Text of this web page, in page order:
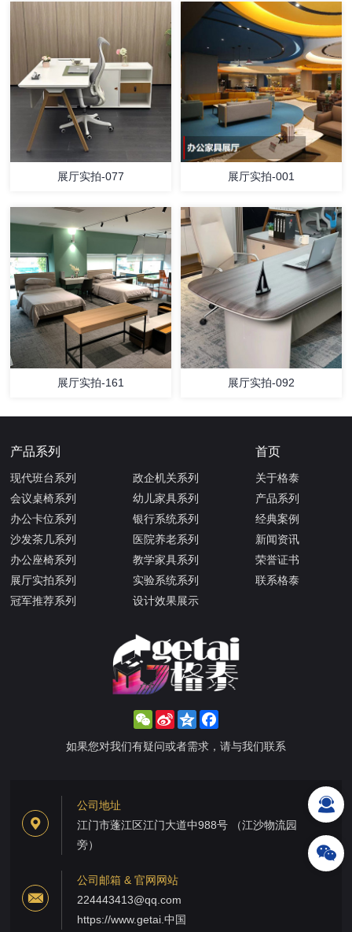
展厅实拍-077 展厅实拍-001
展厅实拍-161 展厅实拍-092
产品系列
现代班台系列
会议桌椅系列
办公卡位系列
沙发茶几系列
办公座椅系列
展厅实拍系列
冠军推荐系列
政企机关系列
幼儿家具系列
银行系统系列
医院养老系列
教学家具系列
实验系统系列
设计效果展示
首页
关于格泰
产品系列
经典案例
新闻资讯
荣誉证书
联系格泰
WeChat
Sina
Weibo
Qzone
如果您对我们有疑问或者需求，请与我们联系
公司地址
江门市蓬江区江门大道中988号 （江沙物流园
旁）
公司邮箱 & 官网网站
224443413@qq.com
https://www.getai.中国